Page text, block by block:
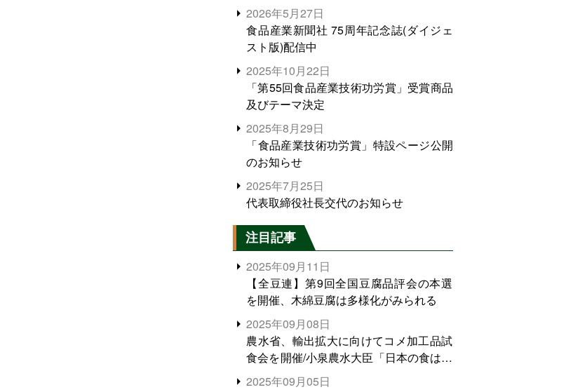
2026年5月27日
食品産業新聞社 75周年記念誌(ダイジェ
スト版)配信中
2025年10月22日
「第55回食品産業技術功労賞」受賞商品
及びテーマ決定
2025年8月29日
「食品産業技術功労賞」特設ページ公開
のお知らせ
2025年7月25日
代表取締役社長交代のお知らせ
注目記事
2025年09月11日
【全豆連】第9回全国豆腐品評会の本選
を開催、木綿豆腐は多様化がみられる
2025年09月08日
農水省、輸出拡大に向けてコメ加工品試
食会を開催/小泉農水大臣「日本の食は世
界でトップをとれる。米増産に向けて、
2025年09月05日